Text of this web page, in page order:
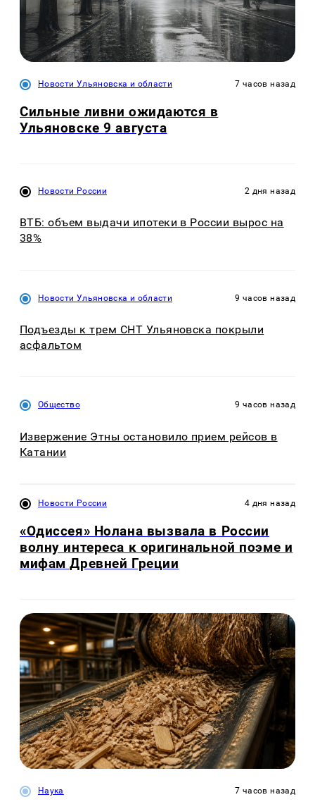
Новости Ульяновска и области 7 часов назад
Сильные ливни ожидаются в
Ульяновске 9 августа
Новости России 2 дня назад
ВТБ: объем выдачи ипотеки в России вырос на
38%
Новости Ульяновска и области 9 часов назад
Подъезды к трем СНТ Ульяновска покрыли
асфальтом
Общество 9 часов назад
Извержение Этны остановило прием рейсов в
Катании
Новости России 4 дня назад
«Одиссея» Нолана вызвала в России
волну интереса к оригинальной поэме и
мифам Древней Греции
Наука 7 часов назад